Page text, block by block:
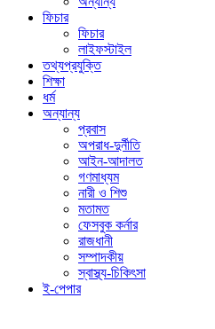
ফিচার
ফিচার
লাইফস্টাইল
তথ্যপ্রযুক্তি
শিক্ষা
ধর্ম
অন্যান্য
প্রবাস
অপরাধ-দুর্নীতি
আইন-আদালত
গণমাধ্যম
নারী ও শিশু
মতামত
ফেসবুক কর্নার
রাজধানী
সম্পাদকীয়
স্বাস্থ্য-চিকিৎসা
ই-পেপার